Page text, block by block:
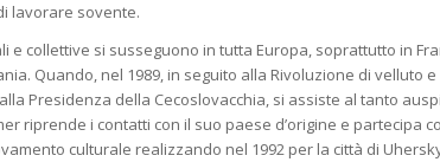
lavorare sovente.
e collettive si susseguono in tutta Europa, soprattutto in
Quando, nel 1989, in seguito alla Rivoluzione di velluto e
Presidenza della Cecoslovacchia, si assiste al tanto
riprende i contatti con il suo paese d’origine e partecipa
culturale realizzando nel 1992 per la città di